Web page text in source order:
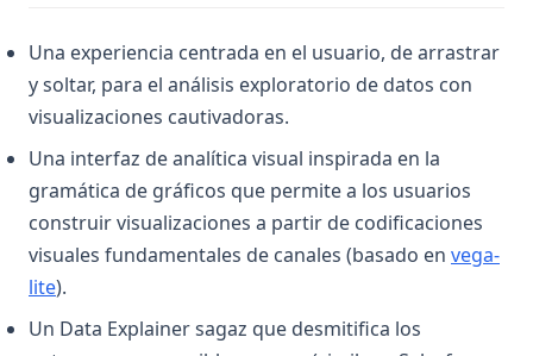
Python subprocess: Ejecuta comandos externos desde
Python (Guía completa)
Python subprocess: Run External Commands from Python
(Complete Guide)
Python unittest: Escribe y ejecuta pruebas unitarias (Guía
completa)
Python unittest: Write and Run Unit Tests (Complete Guide)
Python zip() Function: Combine Iterables with Examples
Python3 Linter: La guía definitiva para mejorar la calidad
Una experiencia centrada en el usuario, de arrastrar
y soltar, para el análisis exploratorio de datos con
visualizaciones cautivadoras.
Una interfaz de analítica visual inspirada en la
gramática de gráficos que permite a los usuarios
construir visualizaciones a partir de codificaciones
visuales fundamentales de canales (basado en vega-
lite(opens in a new tab)
).
Un Data Explainer sagaz que desmitifica los